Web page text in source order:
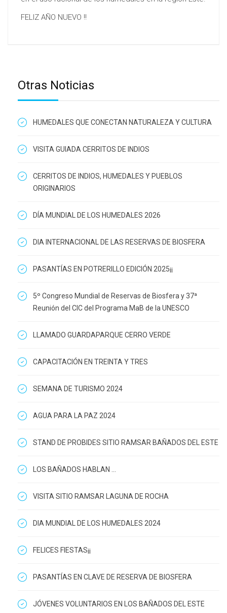
FELIZ AÑO NUEVO !!
Otras Noticias
HUMEDALES QUE CONECTAN NATURALEZA Y CULTURA
VISITA GUIADA CERRITOS DE INDIOS
CERRITOS DE INDIOS, HUMEDALES Y PUEBLOS
ORIGINARIOS
DÍA MUNDIAL DE LOS HUMEDALES 2026
DIA INTERNACIONAL DE LAS RESERVAS DE BIOSFERA
PASANTÍAS EN POTRERILLO EDICIÓN 2025¡¡
5º Congreso Mundial de Reservas de Biosfera y 37ª
Reunión del CIC del Programa MaB de la UNESCO
LLAMADO GUARDAPARQUE CERRO VERDE
CAPACITACIÓN EN TREINTA Y TRES
SEMANA DE TURISMO 2024
AGUA PARA LA PAZ 2024
STAND DE PROBIDES SITIO RAMSAR BAÑADOS DEL ESTE
LOS BAÑADOS HABLAN ...
VISITA SITIO RAMSAR LAGUNA DE ROCHA
DIA MUNDIAL DE LOS HUMEDALES 2024
FELICES FIESTAS¡¡
PASANTÍAS EN CLAVE DE RESERVA DE BIOSFERA
JÓVENES VOLUNTARIOS EN LOS BAÑADOS DEL ESTE